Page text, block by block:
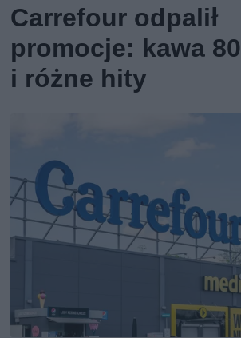
Carrefour odpalił
promocje: kawa
i różne hity